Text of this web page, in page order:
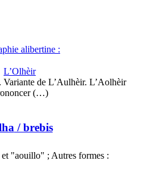
alibertine :
L’Olhèir
de L’Aulhèir. L’Aolhèir
(…)
/ brebis
"aouillo" ; Autres formes :